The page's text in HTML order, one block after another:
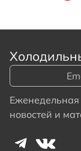
Еженедельная
новостей и